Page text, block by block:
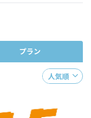
プラン
人気順